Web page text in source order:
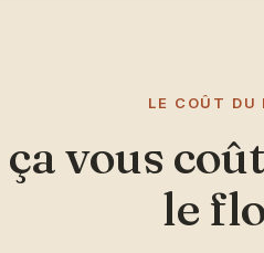
LE COÛT DU
ça vous
le